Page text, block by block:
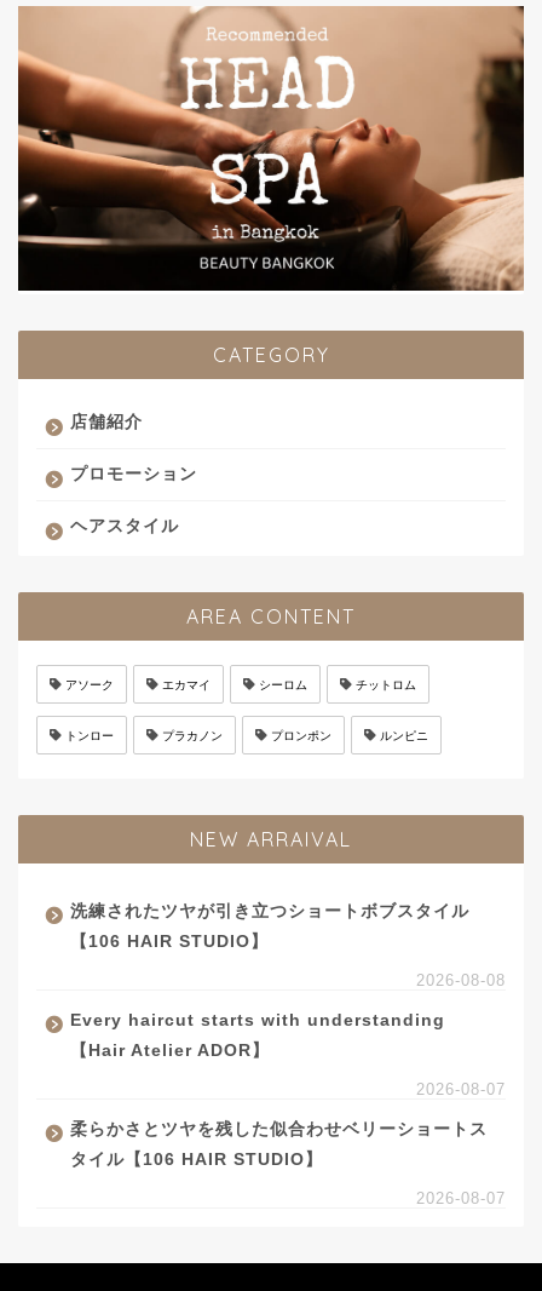
CATEGORY
店舗紹介
プロモーション
ヘアスタイル
AREA CONTENT
アソーク エカマイ シーロム チットロム
トンロー プラカノン プロンポン ルンピニ
NEW ARRAIVAL
洗練されたツヤが引き立つショートボブスタイル
【106 HAIR STUDIO】
2026-08-08
Every haircut starts with understanding
【Hair Atelier ADOR】
2026-08-07
柔らかさとツヤを残した似合わせベリーショートス
タイル【106 HAIR STUDIO】
2026-08-07